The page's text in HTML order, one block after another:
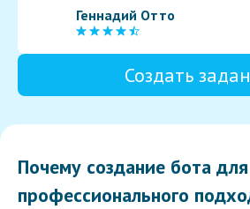
Геннадий Отто
Создать
Почему создание бота
профессионального